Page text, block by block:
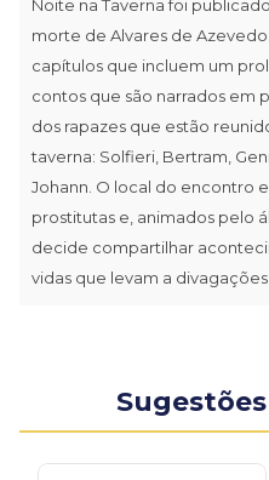
Noite na Taverna foi
morte de Alvares de
capítulos que incluem um
contos que são narrados em
dos rapazes que estão
taverna: Solfieri, Bertram,
Johann. O local do encontro
prostitutas e, animados pelo
decide compartilhar
vidas que levam a